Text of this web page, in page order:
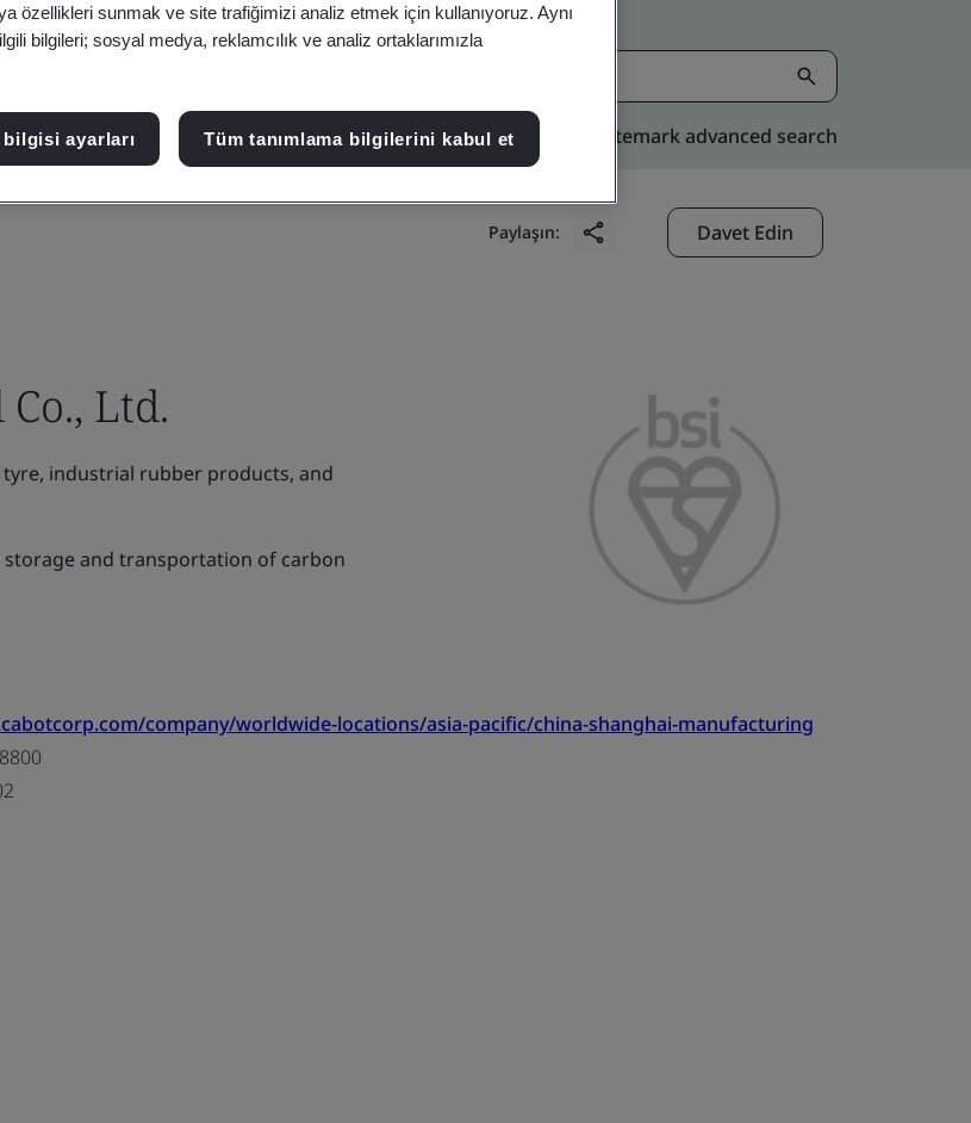
Kitemark advanced search
Paylaşın: Davet Edin
Ltd.
industrial rubber products, and
and transportation of carbon
company/worldwide-locations/asia-pacific/china-shanghai-manufacturing
özellikleri sunmak ve site trafiğimizi analiz etmek için kullanıyoruz. Aynı
bilgileri; sosyal medya, reklamcılık ve analiz ortaklarımızla
bilgisi ayarları Tüm tanımlama bilgilerini kabul et